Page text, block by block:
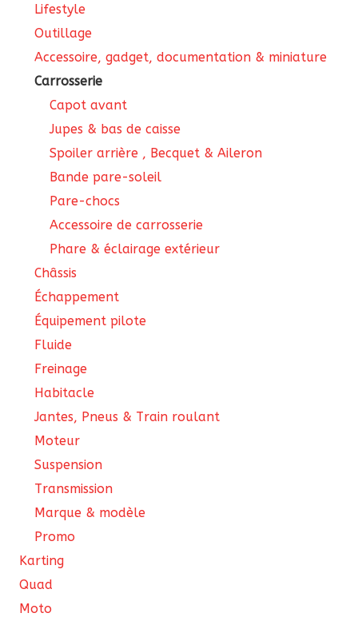
Lifestyle
Outillage
Accessoire, gadget, documentation & miniature
Carrosserie
Capot avant
Jupes & bas de caisse
Spoiler arrière , Becquet & Aileron
Bande pare-soleil
Pare-chocs
Accessoire de carrosserie
Phare & éclairage extérieur
Châssis
Échappement
Équipement pilote
Fluide
Freinage
Habitacle
Jantes, Pneus & Train roulant
Moteur
Suspension
Transmission
Marque & modèle
Promo
Karting
Quad
Moto